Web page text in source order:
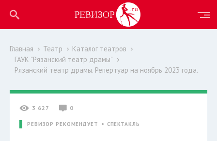
Главная Театр
Каталог театров
ГАУК "Рязанский театр драмы"
Рязанский театр драмы. Репертуар на ноябрь 2023 года.
3 627 0
РЕВИЗОР РЕКОМЕНДУЕТ СПЕКТАКЛЬ